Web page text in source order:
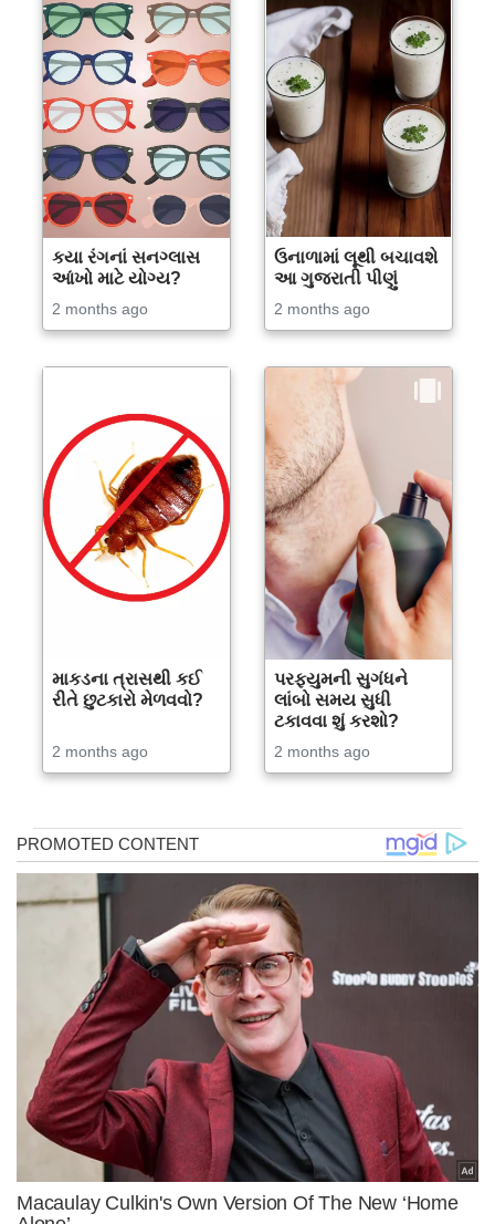
કયા રંગનાં સનગ્લાસ
આંખો માટે યોગ્ય?
2 months ago
ઉનાળામાં લૂથી બચાવશે
આ ગુજરાતી પીણું
2 months ago
માકડના ત્રાસથી કઈ
રીતે છુટકારો મેળવવો?
2 months ago
પરફ્યુમની સુગંધને
લાંબો સમય સુધી
ટકાવવા શું કરશો?
2 months ago